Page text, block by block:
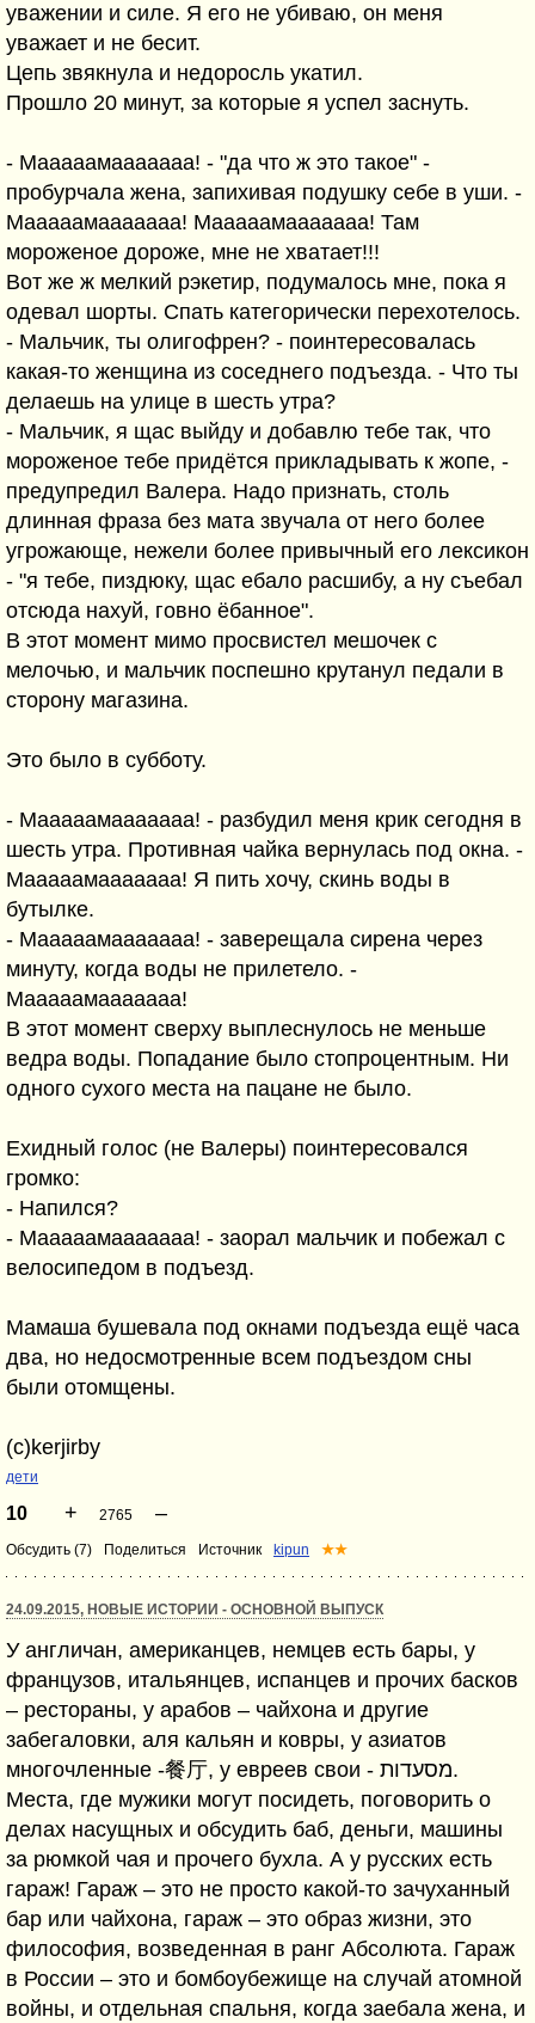
уважении и силе. Я его не убиваю, он меня
уважает и не бесит.
Цепь звякнула и недоросль укатил.
Прошло 20 минут, за которые я успел заснуть.
- Мааааамааааааа! - "да что ж это такое" -
пробурчала жена, запихивая подушку себе в уши. -
Мааааамааааааа! Мааааамааааааа! Там
мороженое дороже, мне не хватает!!!
Вот же ж мелкий рэкетир, подумалось мне, пока я
одевал шорты. Спать категорически перехотелось.
- Мальчик, ты олигофрен? - поинтересовалась
какая-то женщина из соседнего подъезда. - Что ты
делаешь на улице в шесть утра?
- Мальчик, я щас выйду и добавлю тебе так, что
мороженое тебе придётся прикладывать к жопе, -
предупредил Валера. Надо признать, столь
длинная фраза без мата звучала от него более
угрожающе, нежели более привычный его лексикон
- "я тебе, пиздюку, щас ебало расшибу, а ну съебал
отсюда нахуй, говно ёбанное".
В этот момент мимо просвистел мешочек с
мелочью, и мальчик поспешно крутанул педали в
сторону магазина.
Это было в субботу.
- Мааааамааааааа! - разбудил меня крик сегодня в
шесть утра. Противная чайка вернулась под окна. -
Мааааамааааааа! Я пить хочу, скинь воды в
бутылке.
- Мааааамааааааа! - заверещала сирена через
минуту, когда воды не прилетело. -
Мааааамааааааа!
В этот момент сверху выплеснулось не меньше
ведра воды. Попадание было стопроцентным. Ни
одного сухого места на пацане не было.
Ехидный голос (не Валеры) поинтересовался
громко:
- Напился?
- Мааааамааааааа! - заорал мальчик и побежал с
велосипедом в подъезд.
Мамаша бушевала под окнами подъезда ещё часа
два, но недосмотренные всем подъездом сны
были отомщены.
(с)kerjirby
дети
10 + 2765 –
Обсудить (7) Поделиться Источник kipun ★★
24.09.2015, НОВЫЕ ИСТОРИИ - ОСНОВНОЙ ВЫПУСК
У англичан, американцев, немцев есть бары, у
французов, итальянцев, испанцев и прочих басков
– рестораны, у арабов – чайхона и другие
забегаловки, аля кальян и ковры, у азиатов
многочленные -餐厅, у евреев свои - מסעדות.
Места, где мужики могут посидеть, поговорить о
делах насущных и обсудить баб, деньги, машины
за рюмкой чая и прочего бухла. А у русских есть
гараж! Гараж – это не просто какой-то зачуханный
бар или чайхона, гараж – это образ жизни, это
философия, возведенная в ранг Абсолюта. Гараж
в России – это и бомбоубежище на случай атомной
войны, и отдельная спальня, когда заебала жена, и